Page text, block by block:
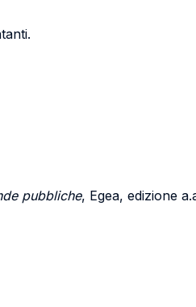
pubbliche, Egea, edizione